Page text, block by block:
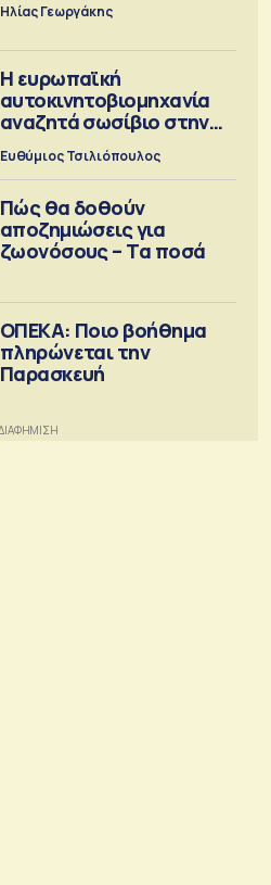
Ηλίας Γεωργάκης
Η ευρωπαϊκή
αυτοκινητοβιομηχανία
αναζητά σωσίβιο στην
Κίνα
Ευθύμιος Τσιλιόπουλος
Πώς θα δοθούν
αποζημιώσεις για
ζωονόσους – Τα ποσά
ΟΠΕΚΑ: Ποιο βοήθημα
πληρώνεται την
Παρασκευή